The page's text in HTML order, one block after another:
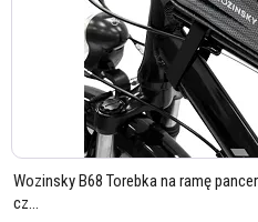
Wozinsky B68 Torebka na ramę
cz...